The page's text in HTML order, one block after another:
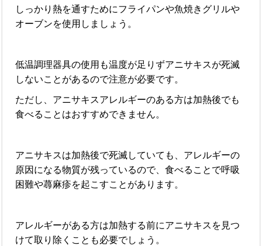
しっかり熱を通すためにフライパンや魚焼きグリルや
オーブンを使用しましょう。
低温調理器具の使用も温度が足りずアニサキスが死滅
しないことがあるので注意が必要です。
ただし、アニサキスアレルギーのある方は加熱後でも
食べることはおすすめできません。
アニサキスは加熱後で死滅していても、アレルギーの
原因になる物質が残っているので、食べることで呼吸
困難や蕁麻疹を起こすことがあります。
アレルギーがある方は加熱する前にアニサキスを見つ
けて取り除くことも必要でしょう。